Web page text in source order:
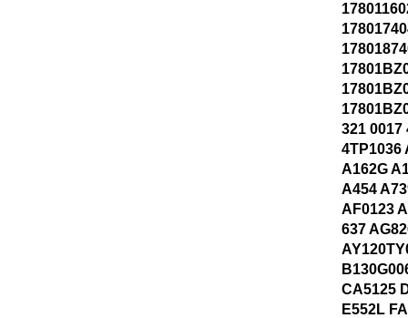
321 0017
4TP1036
A162G
A454
AF0123
637
CA5125
E552L